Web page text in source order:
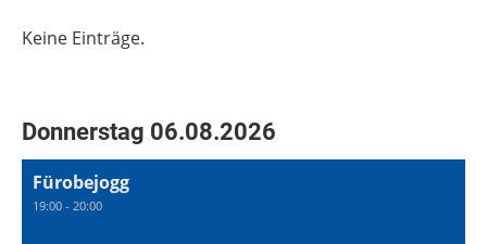
Keine Einträge.
Donnerstag 06.08.2026
Fürobejogg
19:00 - 20:00